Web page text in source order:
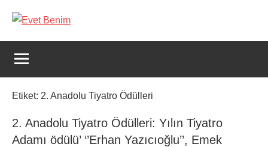
geç
Evet
Benim
Etiket: 2. Anadolu Tiyatro Ödülleri
2. Anadolu Tiyatro Ödülleri: Yılın Tiyatro
Adamı ödülü’ ‘’Erhan Yazıcıoğlu’’, Emek